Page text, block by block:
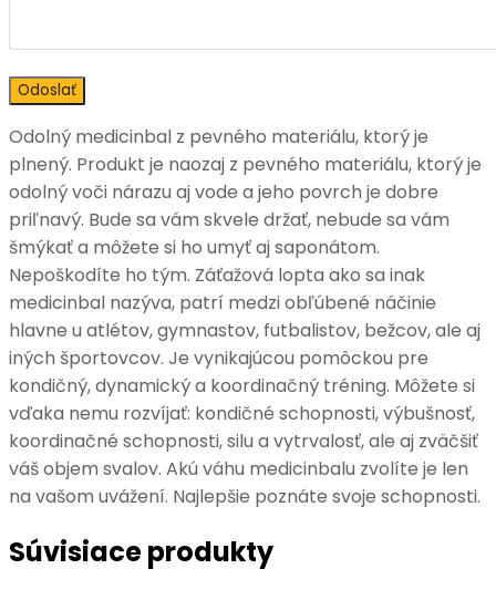
Odolný medicinbal z pevného materiálu, ktorý je
plnený. Produkt je naozaj z pevného materiálu, ktorý je
odolný voči nárazu aj vode a jeho povrch je dobre
priľnavý. Bude sa vám skvele držať, nebude sa vám
šmýkať a môžete si ho umyť aj saponátom.
Nepoškodíte ho tým. Záťažová lopta ako sa inak
medicinbal nazýva, patrí medzi obľúbené náčinie
hlavne u atlétov, gymnastov, futbalistov, bežcov, ale aj
iných športovcov. Je vynikajúcou pomôckou pre
kondičný, dynamický a koordinačný tréning. Môžete si
vďaka nemu rozvíjať: kondičné schopnosti, výbušnosť,
koordinačné schopnosti, silu a vytrvalosť, ale aj zväčšiť
váš objem svalov. Akú váhu medicinbalu zvolíte je len
na vašom uvážení. Najlepšie poznáte svoje schopnosti.
Súvisiace produkty